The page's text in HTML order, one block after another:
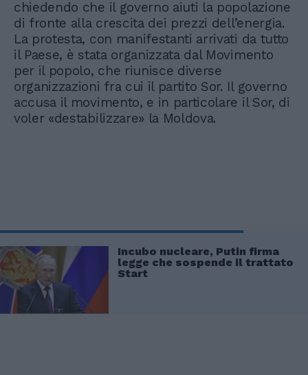
chiedendo che il governo aiuti la popolazione
di fronte alla crescita dei prezzi dell’energia.
La protesta, con manifestanti arrivati da tutto
il Paese, è stata organizzata dal Movimento
per il popolo, che riunisce diverse
organizzazioni fra cui il partito Sor. Il governo
accusa il movimento, e in particolare il Sor, di
voler «destabilizzare» la Moldova.
Incubo nucleare, Putin firma
legge che sospende il trattato
Start